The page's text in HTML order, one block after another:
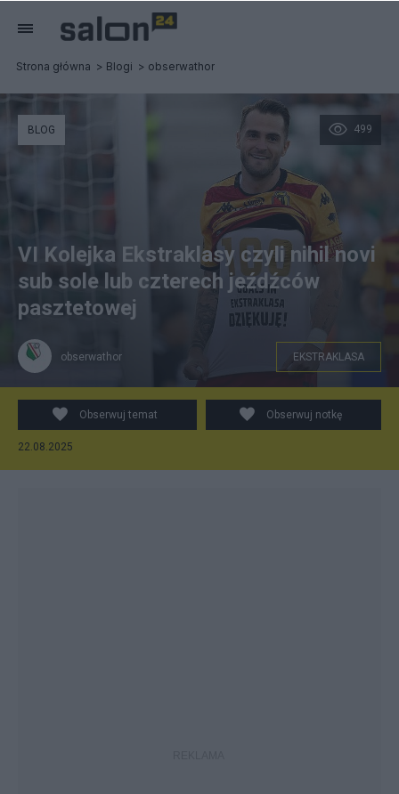
Strona główna Blogi obserwathor
Fot: PAP
499
BLOG
VI Kolejka Ekstraklasy czyli nihil novi
sub sole lub czterech jeźdźców
pasztetowej
obserwathor EKSTRAKLASA
Obserwuj temat Obserwuj notkę
22.08.2025